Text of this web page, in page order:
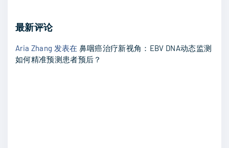
最新评论
Aria Zhang 发表在 鼻咽癌治疗新视角：EBV DNA动态监测
如何精准预测患者预后？